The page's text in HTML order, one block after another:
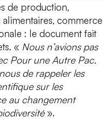
de production,
commerce
: le document fait
« Nous n’avions pas
Pour une Autre Pac.
de rappeler les
sur les
au changement
».